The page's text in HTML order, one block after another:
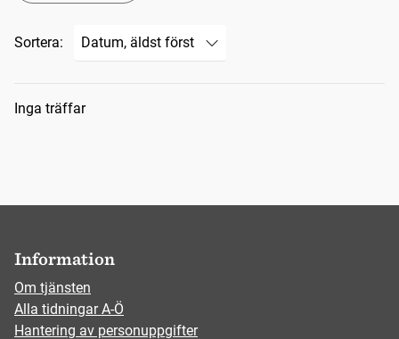
Sortera:
Sökresultat
Inga träffar
Information
Om tjänsten
Alla tidningar A-Ö
Hantering av personuppgifter